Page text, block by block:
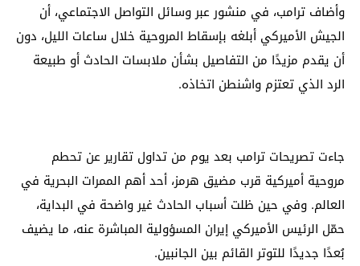
وأضاف ترامب، في منشور عبر وسائل التواصل الاجتماعي، أن
الجيش الأميركي أبلغه بإسقاط المروحية خلال ساعات الليل، دون
أن يقدم مزيدًا من التفاصيل بشأن ملابسات الحادث أو طبيعة
الرد الذي تعتزم واشنطن اتخاذه.
جاءت تصريحات ترامب بعد يوم من تداول تقارير عن تحطم
مروحية أميركية قرب مضيق هرمز، أحد أهم الممرات البحرية في
العالم. وفي حين ظلت أسباب الحادث غير واضحة في البداية،
حمّل الرئيس الأميركي إيران المسؤولية المباشرة عنه، ما يضيف
بُعدًا جديدًا للتوتر القائم بين الجانبين.